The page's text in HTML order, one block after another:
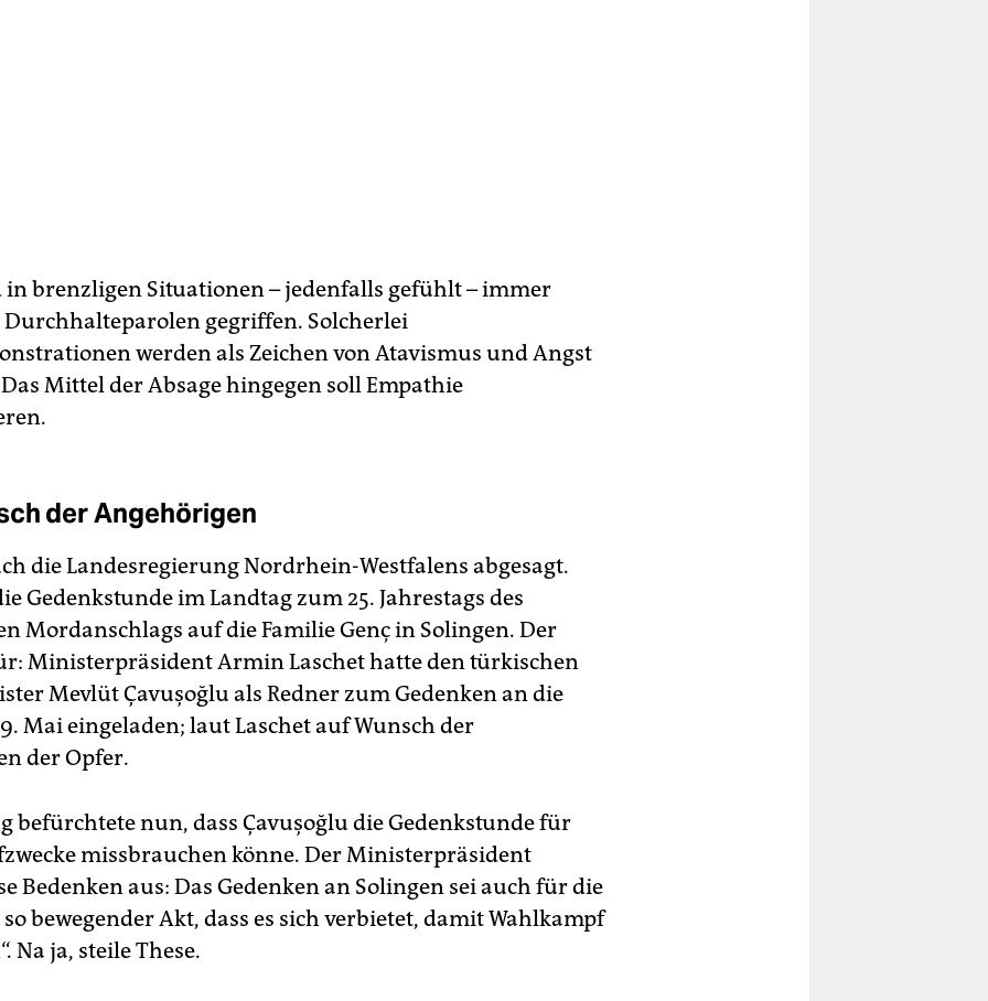
brenzligen Situationen – jedenfalls gefühlt – immer
Durchhalteparolen gegriffen. Solcherlei
werden als Zeichen von Atavismus und Angst
Mittel der Absage hingegen soll Empathie
der Angehörigen
die Landesregierung Nordrhein-Westfalens abgesagt.
Gedenkstunde im Landtag zum 25. Jahrestags des
Mordanschlags auf die Familie Genç in Solingen. Der
Ministerpräsident Armin Laschet hatte den türkischen
Mevlüt Çavuşoğlu als Redner zum Gedenken an die
Mai eingeladen; laut Laschet auf Wunsch der
der Opfer.
befürchtete nun, dass Çavuşoğlu die Gedenkstunde für
missbrauchen könne. Der Ministerpräsident
Bedenken aus: Das Gedenken an Solingen sei auch für die
bewegender Akt, dass es sich verbietet, damit Wahlkampf
Na ja, steile These.